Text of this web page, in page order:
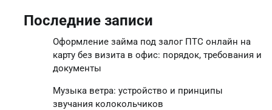
Последние записи
Оформление займа под залог ПТС онлайн на
карту без визита в офис: порядок, требования и
документы
Музыка ветра: устройство и принципы
звучания колокольчиков